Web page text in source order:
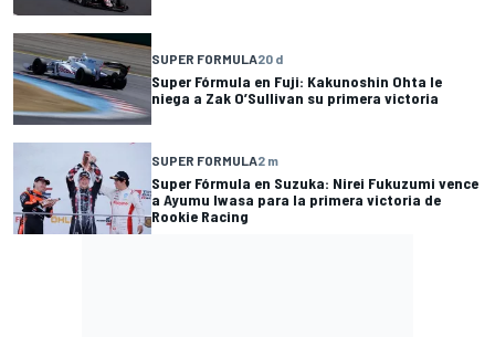
SUPER FORMULA20 d
Super Fórmula en Fuji: Kakunoshin Ohta le
niega a Zak O’Sullivan su primera victoria
SUPER FORMULA2 m
Super Fórmula en Suzuka: Nirei Fukuzumi vence
a Ayumu Iwasa para la primera victoria de
Rookie Racing